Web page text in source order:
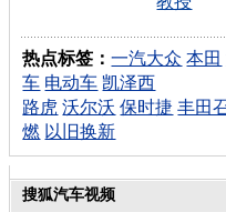
热点标签：一汽大众 本田
车 电动车 凯泽西
路虎 沃尔沃 保时捷 丰田
燃 以旧换新
搜狐汽车视频